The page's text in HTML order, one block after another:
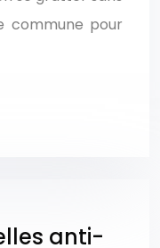
commune pour
anti-